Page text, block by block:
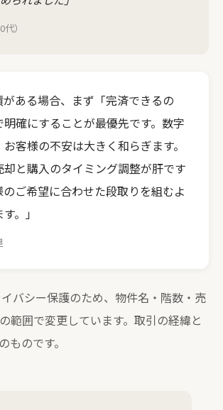
）
がある場合、まず「完済できるの
確にすることが最優先です。数字
客様の不安は大きく和らぎます。
と購入のタイミング調整が肝です
ご希望に合わせた段取りを組むよ
。」
バシー保護のため、物件名・階数・売
範囲で変更しています。取引の経緯と
ものです。